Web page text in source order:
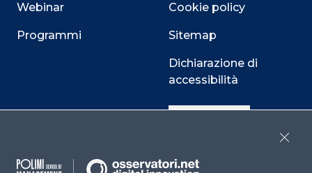
Webinar
Programmi
Cookie policy
Sitemap
Dichiarazione di
accessibilità
Cookie Center